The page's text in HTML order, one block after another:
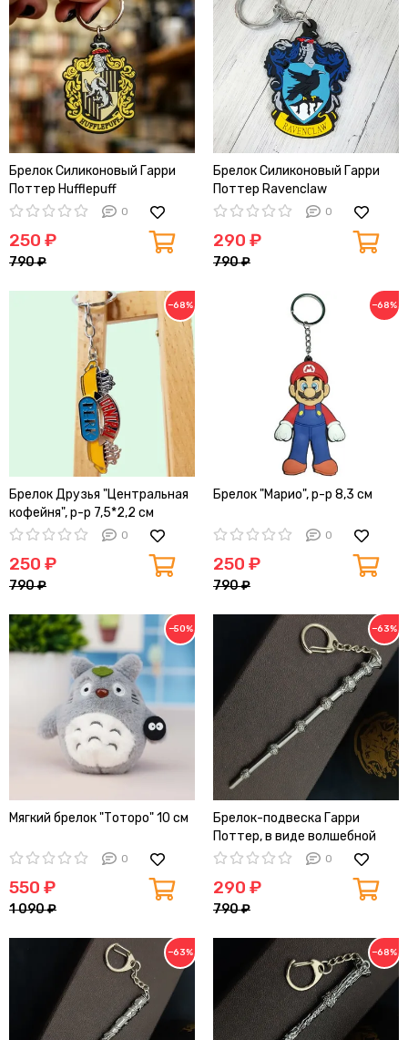
Брелок Силиконовый Гарри
Поттер Hufflepuff
0
250 ₽
790 ₽
Брелок Силиконовый Гарри
Поттер Ravenclaw
0
290 ₽
790 ₽
−68%
Брелок Друзья "Центральная
кофейня", р-р 7,5*2,2 см
0
250 ₽
790 ₽
−68%
Брелок "Марио", р-р 8,3 см
0
250 ₽
790 ₽
−50%
Мягкий брелок "Тоторо" 10 см
0
550 ₽
1 090 ₽
−63%
Брелок-подвеска Гарри
Поттер, в виде волшебной
палочки Дамблдора, 12см
0
290 ₽
790 ₽
−63% −68%